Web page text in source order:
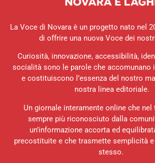
La Voce di Novara è un progetto nato nel
di offrire una nuova Voce dei
Curiosità, innovazione, accessibilità,
socialità sono le parole che accomunano
e costituiscono l’essenza del nostro
nostra linea editoriale.
Un giornale interamente online che
sempre più riconosciuto dalla
un’informazione accorta ed
precostituite e che trasmette semplicità
stesso.